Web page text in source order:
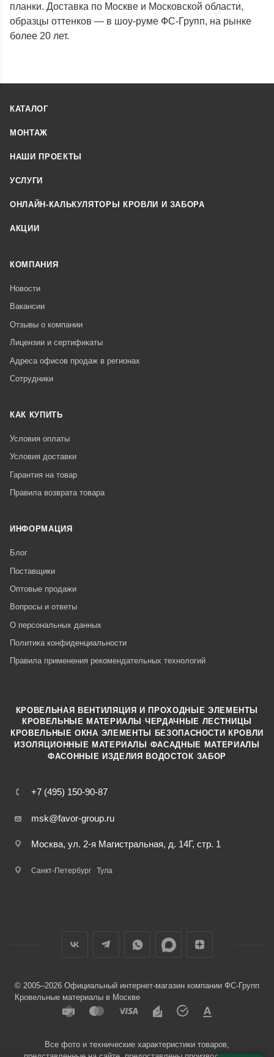
планки. Доставка по Москве и Московской области,
образцы оттенков — в шоу-руме ФС-Групп, на рынке
более 20 лет.
КАТАЛОГ
МОНТАЖ
НАШИ ПРОЕКТЫ
УСЛУГИ
ОНЛАЙН-КАЛЬКУЛЯТОРЫ КРОВЛИ И ЗАБОРА
АКЦИИ
КОМПАНИЯ
Новости
Вакансии
Отзывы о компании
Лицензии и сертификаты
Адреса офисов продаж в регионах
Сотрудники
КАК КУПИТЬ
Условия оплаты
Условия доставки
Гарантия на товар
Правила возврата товара
ИНФОРМАЦИЯ
Блог
Поставщики
Оптовые продажи
Вопросы и ответы
О персональных данных
Политика конфиденциальности
Правила применения рекомендательных технологий
+7 (495) 150-90-87
msk@favor-group.ru
Москва, ул. 2-я Магистральная, д. 14Г, стр. 1
Санкт-Петербург Тула
КРОВЕЛЬНАЯ ВЕНТИЛЯЦИЯ И ПРОХОДНЫЕ ЭЛЕМЕНТЫ
КРОВЕЛЬНЫЕ МАТЕРИАЛЫ ·ЧЕРДАЧНЫЕ ЛЕСТНИЦЫ
КРОВЕЛЬНЫЕ ОКНА ·ЭЛЕМЕНТЫ БЕЗОПАСНОСТИ КРОВЛИ
ИЗОЛЯЦИОННЫЕ МАТЕРИАЛЫ ·ФАСАДНЫЕ МАТЕРИАЛЫ
ФАСОННЫЕ ИЗДЕЛИЯ ·ВОДОСТОК ·ЗАБОР
© 2005–2026 Официальный интернет-магазин компании ФС-Групп
Кровельные материалы в Москве
Все фото и технические характеристики товаров,